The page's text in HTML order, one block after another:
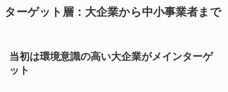
ターゲット層：大企業から中小事業者まで
当初は環境意識の高い大企業がメインターゲ
ット